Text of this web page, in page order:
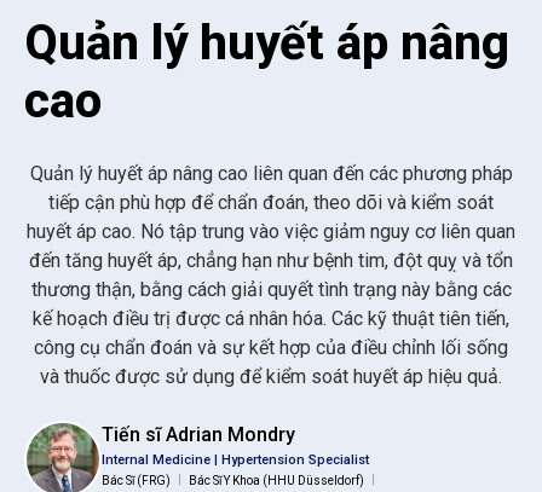
Quản lý huyết áp nâng
cao
Quản lý huyết áp nâng cao liên quan đến các phương pháp
tiếp cận phù hợp để chẩn đoán, theo dõi và kiểm soát
huyết áp cao. Nó tập trung vào việc giảm nguy cơ liên quan
đến tăng huyết áp, chẳng hạn như bệnh tim, đột quỵ và tổn
thương thận, bằng cách giải quyết tình trạng này bằng các
kế hoạch điều trị được cá nhân hóa. Các kỹ thuật tiên tiến,
công cụ chẩn đoán và sự kết hợp của điều chỉnh lối sống
và thuốc được sử dụng để kiểm soát huyết áp hiệu quả.
Tiến sĩ Adrian Mondry
Internal Medicine | Hypertension Specialist
Bác Sĩ (FRG) Bác Sĩ Y Khoa (HHU Düsseldorf)